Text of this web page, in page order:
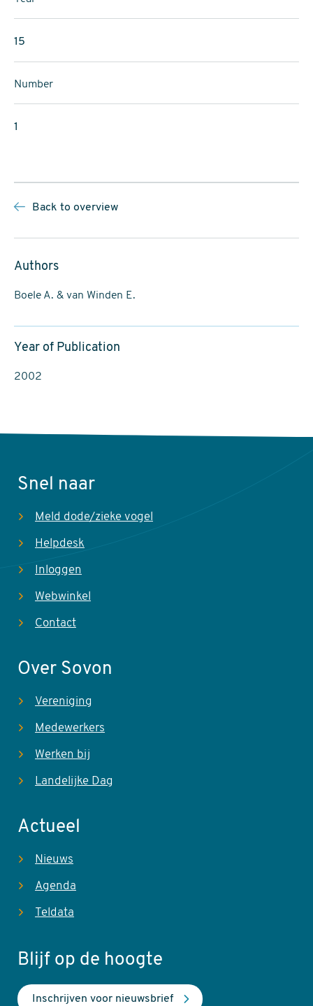
15
Number
1
Back to overview
Authors
Boele A. & van Winden E.
Year of Publication
2002
Snel naar
Meld dode/zieke vogel
Helpdesk
Inloggen
Webwinkel
Contact
Over Sovon
Vereniging
Medewerkers
Werken bij
Landelijke Dag
Actueel
Nieuws
Agenda
Teldata
Blijf op de hoogte
Inschrijven voor nieuwsbrief